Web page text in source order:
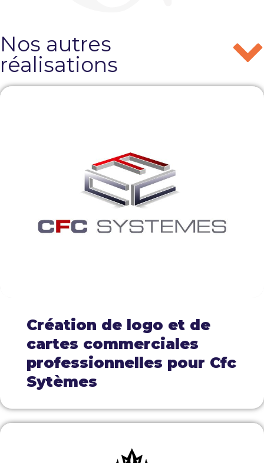
Nos autres
réalisations
Création de logo et de
cartes commerciales
professionnelles pour Cfc
Sytèmes